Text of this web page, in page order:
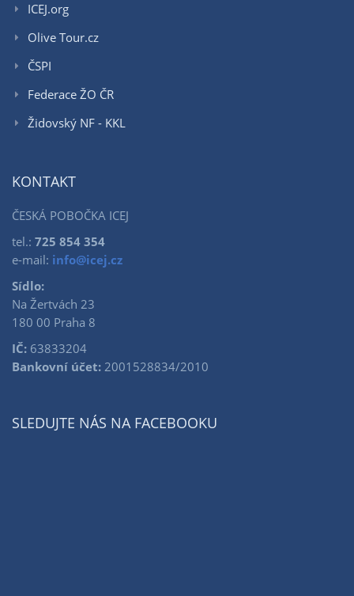
ICEJ.org
Olive Tour.cz
ČSPI
Federace ŽO ČR
Židovský NF - KKL
KONTAKT
ČESKÁ POBOČKA ICEJ
tel.: 725 854 354
e-mail: info@icej.cz
Sídlo:
Na Žertvách 23
180 00 Praha 8
IČ: 63833204
Bankovní účet: 2001528834/2010
SLEDUJTE NÁS NA FACEBOOKU